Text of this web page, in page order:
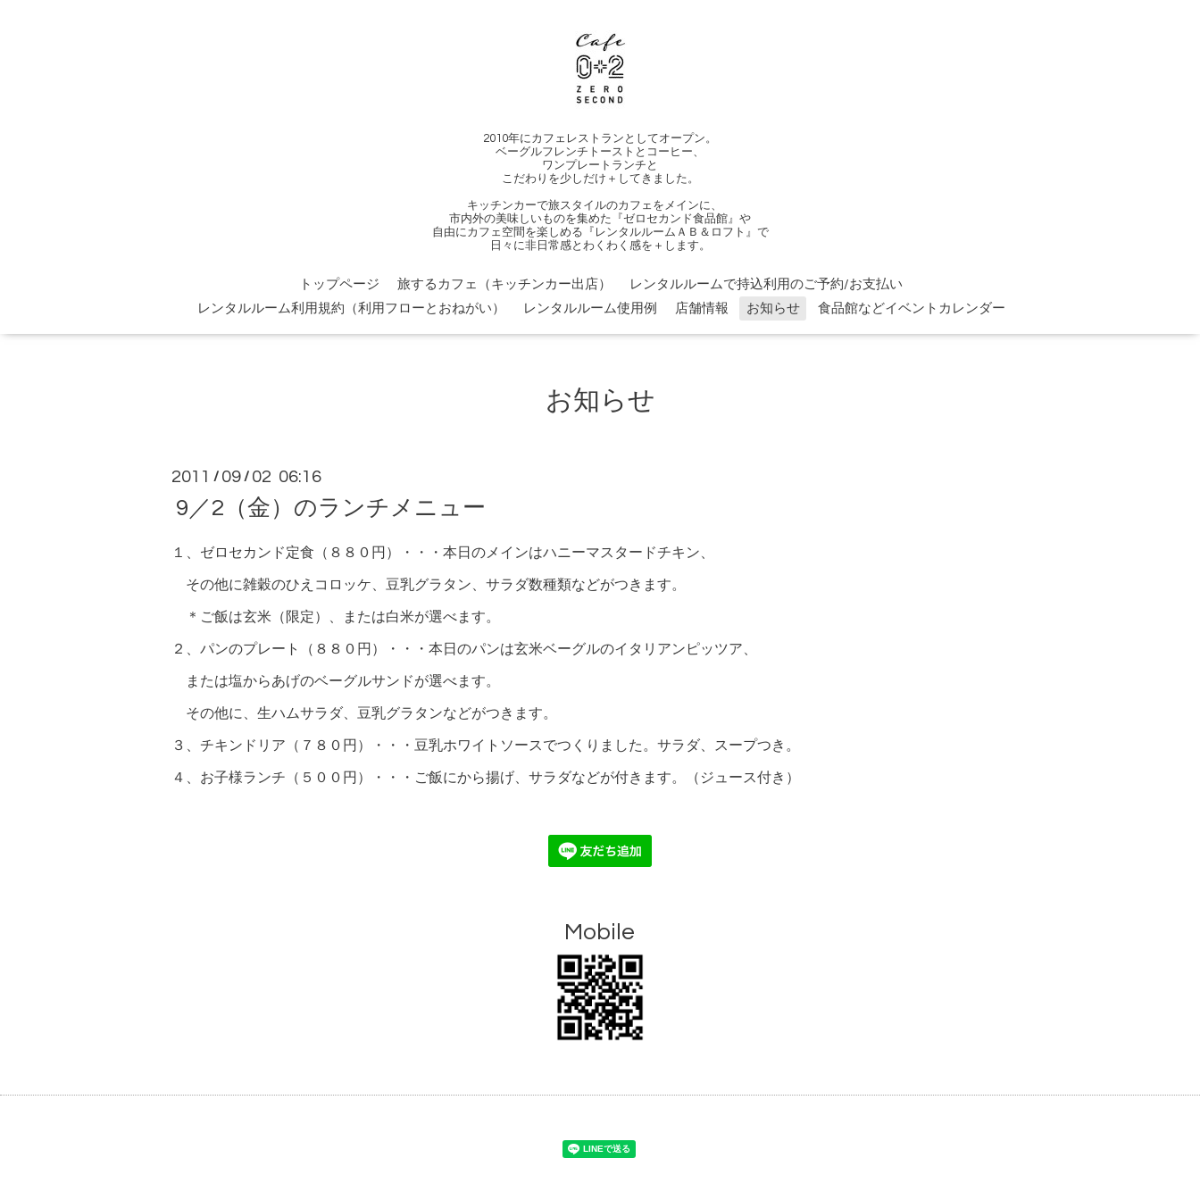
2010年にカフェレストランとしてオープン。
ベーグルフレンチトーストとコーヒー、
ワンプレートランチと
こだわりを少しだけ＋してきました。
キッチンカーで旅スタイルのカフェをメインに、
市内外の美味しいものを集めた『ゼロセカンド食品館』や
自由にカフェ空間を楽しめる『レンタルルームＡＢ＆ロフト』で
日々に非日常感とわくわく感を＋します。
トップページ 旅するカフェ（キッチンカー出店）
レンタルルームで持込利用のご予約/お支払い
レンタルルーム利用規約（利用フローとおねがい）
レンタルルーム使用例 店舗情報 お知らせ 食品館などイベントカレンダー
お知らせ
2011 / 09 / 02 06:16
9／2（金）のランチメニュー
１、ゼロセカンド定食（８８０円）・・・本日のメインはハニーマスタードチキン、
その他に雑穀のひえコロッケ、豆乳グラタン、サラダ数種類などがつきます。
＊ご飯は玄米（限定）、または白米が選べます。
２、パンのプレート（８８０円）・・・本日のパンは玄米ベーグルのイタリアンピッツア、
または塩からあげのベーグルサンドが選べます。
その他に、生ハムサラダ、豆乳グラタンなどがつきます。
３、チキンドリア（７８０円）・・・豆乳ホワイトソースでつくりました。サラダ、スープつき。
４、お子様ランチ（５００円）・・・ご飯にから揚げ、サラダなどが付きます。（ジュース付き）
Mobile